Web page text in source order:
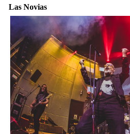
Las Novias